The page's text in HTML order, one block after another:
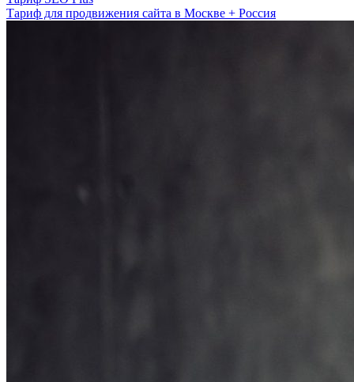
Тариф для продвижения сайта в Москве + Россия